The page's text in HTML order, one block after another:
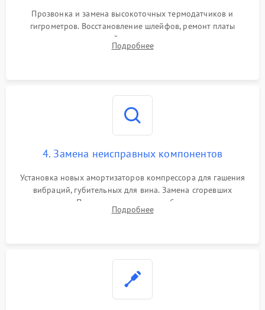
Прозвонка и замена высокоточных термодатчиков и
гигрометров. Восстановление шлейфов, ремонт платы
управления, отвечающей за поддержание микроклимата.
Проверка систем защиты от УФ-излучения и подсветки.
Подробнее
4. Замена неисправных компонентов
Установка новых амортизаторов компрессора для гашения
вибраций, губительных для вина. Замена сгоревших
элементов Пельтье, вентиляторов обдува, угольных
фильтров или поврежденных уплотнителей дверцы.
Подробнее